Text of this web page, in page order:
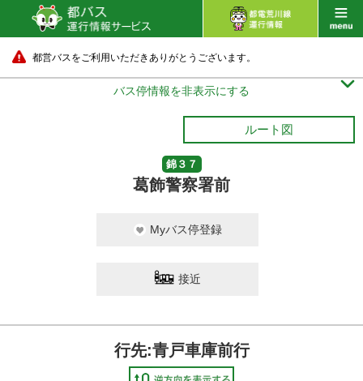
都営バスをご利用いただきありがとうございます。
バス停情報を非表示にする 
ルート図
錦３７
葛飾警察署前
Myバス停登録
接近
行先:青戸車庫前行